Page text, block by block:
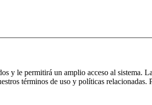
y le permitirá un amplio acceso al
términos de uso y políticas